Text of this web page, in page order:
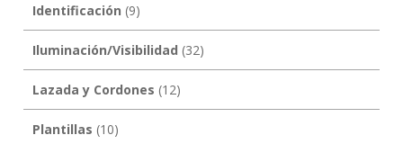
Identificación (9)
Iluminación/Visibilidad (32)
Lazada y Cordones (12)
Plantillas (10)